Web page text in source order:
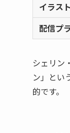
イラス
配信プ
シェリン
ン」とい
的です。